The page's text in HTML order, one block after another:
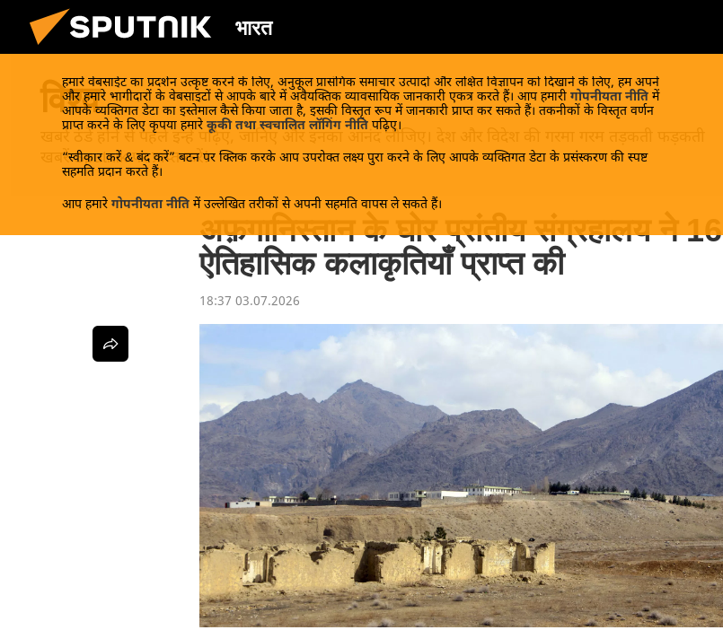
भारत
हमारे वेबसाईट का प्रदर्शन उत्कृष्ट करने के लिए, अनुकूल प्रासंगिक समाचार उत्पादों और लक्षित विज्ञापन को दिखाने के लिए, हम अपने
और हमारे भागीदारों के वेबसाइटों से आपके बारे में अवैयक्तिक व्यावसायिक जानकारी एकत्र करते हैं। आप हमारी गोपनीयता नीति में
आपके व्यक्तिगत डेटा का इस्तेमाल कैसे किया जाता है, इसकी विस्तृत रूप में जानकारी प्राप्त कर सकते हैं। तकनीकों के विस्तृत वर्णन
प्राप्त करने के लिए कृपया हमारे कूकी तथा स्वचालित लॉगिंग नीति पढ़िए।
“स्वीकार करें & बंद करें” बटन पर क्लिक करके आप उपरोक्त लक्ष्य पुरा करने के लिए आपके व्यक्तिगत डेटा के प्रसंस्करण की स्पष्ट
सहमति प्रदान करते हैं।
आप हमारे गोपनीयता नीति में उल्लेखित तरीकों से अपनी सहमति वापस ले सकते हैं।
विश्व
खबरें ठंडे होने से पहले इन्हें पढ़िए, जानिए और इनका आनंद लीजिए। देश और विदेश की गरमा गरम तड़कती फड़कती
खबरें Sputnik पर प्राप्त करें!
अफ़गानिस्तान के घोर प्रांतीय संग्रहालय ने 16
ऐतिहासिक कलाकृतियाँ प्राप्त की
18:37 03.07.2026